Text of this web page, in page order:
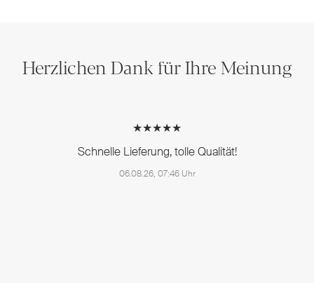
Herzlichen Dank für Ihre Meinung
★★★★★
Schnelle Lieferung, tolle Qualität!
06.08.26, 07:46 Uhr